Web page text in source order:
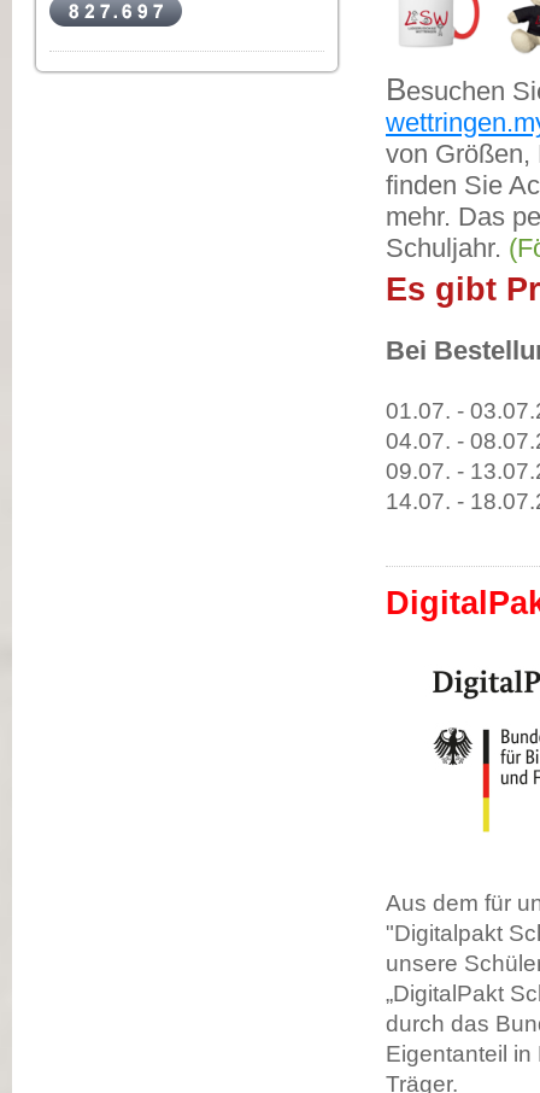
Besuchen
von Größen,
finden Sie
mehr. Das
Schuljahr.
Es gibt
Bei
01.07. -
04.07. -
09.07. -
14.07. -
Aus dem für
"Digitalpakt
unsere
„DigitalPakt
durch das
Eigentanteil
Träger.